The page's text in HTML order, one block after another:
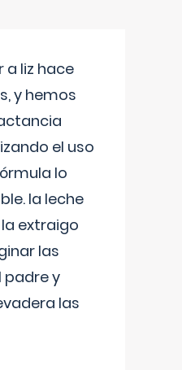
a liz hace
y hemos
el uso
lo
la leche
extraigo
las
padre y
las